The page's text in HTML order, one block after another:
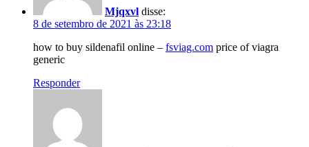
Mjqxvl disse:
8 de setembro de 2021 às 23:18
how to buy sildenafil online – fsviag.com price of viagra
generic
Responder